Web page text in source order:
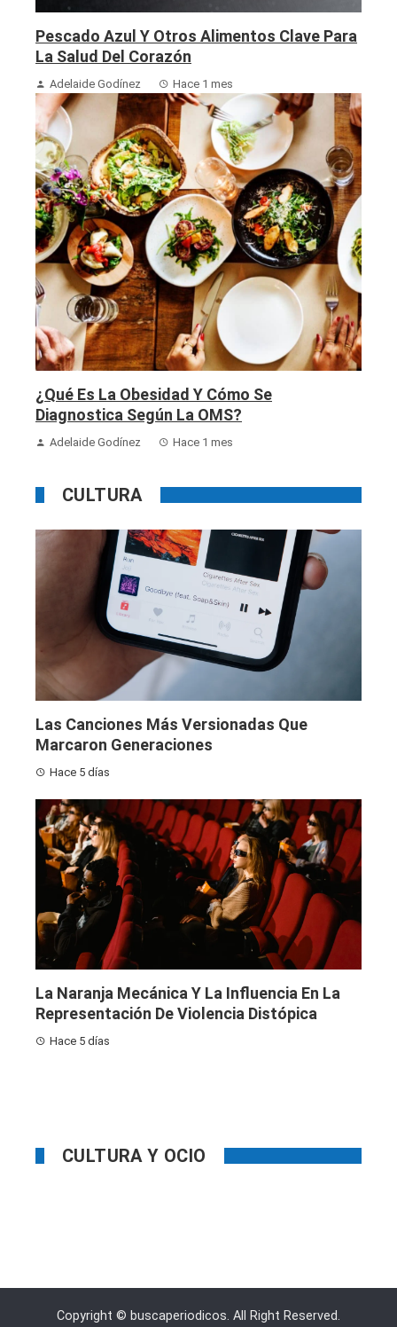
Pescado Azul Y Otros Alimentos Clave Para
La Salud Del Corazón
Adelaide Godínez Hace 1 mes
¿Qué Es La Obesidad Y Cómo Se
Diagnostica Según La OMS?
Adelaide Godínez Hace 1 mes
CULTURA
Las Canciones Más Versionadas Que
Marcaron Generaciones
Hace 5 días
La Naranja Mecánica Y La Influencia En La
Representación De Violencia Distópica
Hace 5 días
CULTURA Y OCIO
Copyright © buscaperiodicos. All Right Reserved.